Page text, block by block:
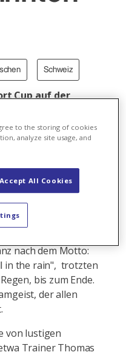
Schweiz
Cup auf der
sich in den
Jugendliche/Kinder
Teamgeist in den
den Axpo
Das
traten die Axpo
nach dem Motto:
in the rain", trotzten
bis zum Ende.
der allen
von lustigen
Trainer Thomas
to the storing of cookies
analyze site usage, and
Accept All Cookies